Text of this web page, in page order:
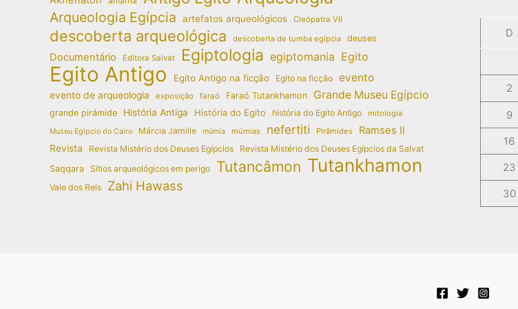
Arqueologia Egípcia artefatos arqueológicos Cleópatra VII
descoberta arqueológica descoberta de tumba egípcia deuses
Documentário Editora Salvat Egiptologia egiptomania Egito
Egito Antigo Egito Antigo na ficção Egito na ficção evento
evento de arqueologia exposição faraó Faraó Tutankhamon Grande Museu Egípcio
grande pirâmide História Antiga História do Egito história do Egito Antigo mitologia
Museu Egípcio do Cairo Márcia Jamille múmia múmias nefertiti Pirâmides Ramses II
Revista Revista Mistério dos Deuses Egípcios
Revista Mistério dos Deuses Egípcios da Salvat
Saqqara Sítios arqueológicos em perigo Tutancâmon Tutankhamon
Vale dos Reis Zahi Hawass
D
2
9
16
23
30